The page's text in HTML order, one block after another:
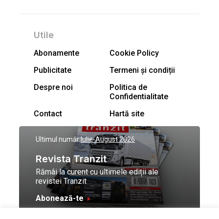
Utile
Abonamente
Cookie Policy
Publicitate
Termeni și condiții
Despre noi
Politica de
Confidentialitate
Contact
Hartă site
Ultimul număr:Iulie-August 2026
Revista Tranzit
Rămâi la curent cu ultimele ediții ale
revistei Tranzit
Abonează-te